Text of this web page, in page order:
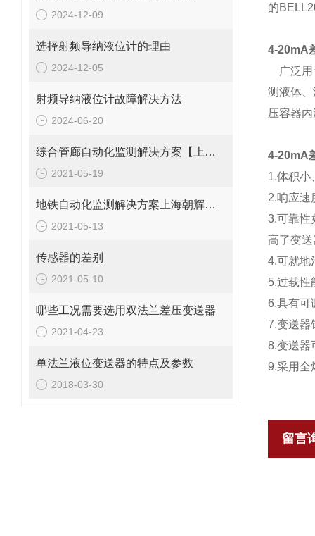
2024-12-09
选择射频导纳液位计的理由
2024-12-05
射频导纳液位计故障解决方法
2024-06-20
综合管廊自动化监测解决方案【上海朝辉静力水准仪】
2021-05-19
地铁自动化监测解决方案上海朝辉沉降传感器
2021-05-13
传感器的差别
2021-05-10
哪些工况需要选用双法兰差压变送器
2021-04-23
单法兰液位变送器的特点及参数
2018-03-30
的
4-20mA
广泛用
测液体
压容器
4-20mA
1.体积小
2.响应速
3.可靠性
高了变
4.可就地
5.过载性
6.具有可
7.变送器
8.变送器
9.采用全
留言